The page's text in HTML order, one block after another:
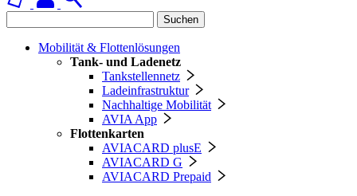
Suchen
Mobilität & Flottenlösungen
Tank- und Ladenetz
Tankstellennetz
Ladeinfrastruktur
Nachhaltige Mobilität
AVIA App
Flottenkarten
AVIACARD plusE
AVIACARD G
AVIACARD Prepaid